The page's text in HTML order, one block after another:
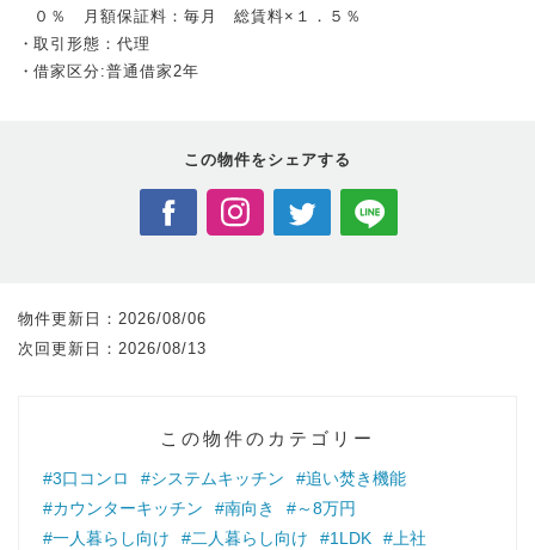
０％ 月額保証料：毎月 総賃料×１．５％
取引形態：代理
借家区分:普通借家2年
この物件をシェアする
物件更新日： 2026/08/06
次回更新日： 2026/08/13
この物件のカテゴリー
#3口コンロ #システムキッチン
#追い焚き機能
#カウンターキッチン
#南向き
#～8万円
#一人暮らし向け
#二人暮らし向け #1LDK
#上社